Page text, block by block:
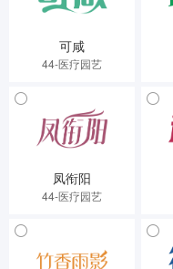
可咸
44-医疗园艺
凤衔阳
44-医疗园艺